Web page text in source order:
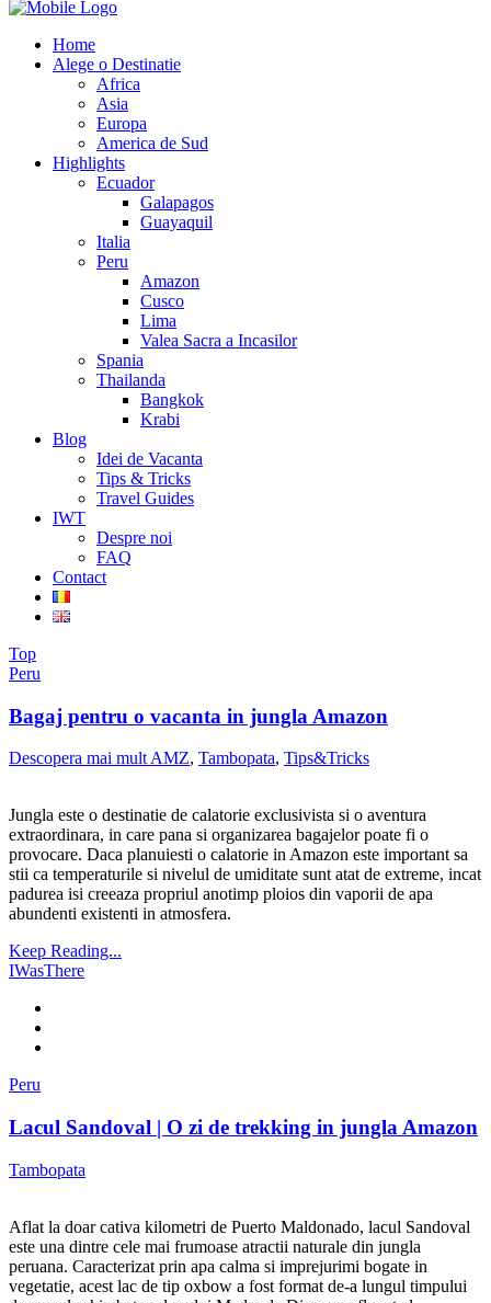
Home
Alege o Destinatie
Africa
Asia
Europa
America de Sud
Highlights
Ecuador
Galapagos
Guayaquil
Italia
Peru
Amazon
Cusco
Lima
Valea Sacra a Incasilor
Spania
Thailanda
Bangkok
Krabi
Blog
Idei de Vacanta
Tips & Tricks
Travel Guides
IWT
Despre noi
FAQ
Contact
Top
Peru
Bagaj pentru o vacanta in jungla Amazon
Descopera mai mult AMZ, Tambopata, Tips&Tricks
Jungla este o destinatie de calatorie exclusivista si o aventura
extraordinara, in care pana si organizarea bagajelor poate fi o
provocare. Daca planuiesti o calatorie in Amazon este important sa
stii ca temperaturile si nivelul de umiditate sunt atat de extreme, incat
padurea isi creeaza propriul anotimp ploios din vaporii de apa
abundenti existenti in atmosfera.
Keep Reading...
IWasThere
Peru
Lacul Sandoval | O zi de trekking in jungla Amazon
Tambopata
Aflat la doar cativa kilometri de Puerto Maldonado, lacul Sandoval
este una dintre cele mai frumoase atractii naturale din jungla
peruana. Caracterizat prin apa calma si imprejurimi bogate in
vegetatie, acest lac de tip oxbow a fost format de-a lungul timpului